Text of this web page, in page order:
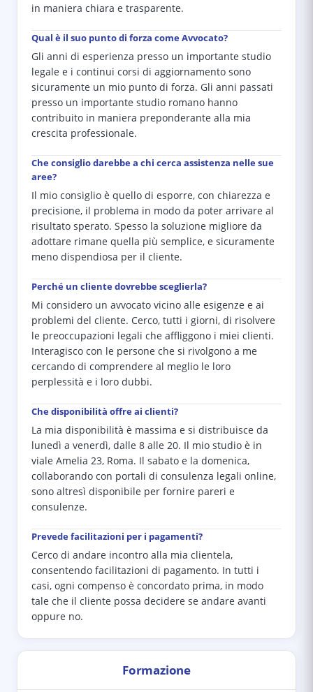
in maniera chiara e trasparente.
Qual è il suo punto di forza come Avvocato?
Gli anni di esperienza presso un importante studio
legale e i continui corsi di aggiornamento sono
sicuramente un mio punto di forza. Gli anni passati
presso un importante studio romano hanno
contribuito in maniera preponderante alla mia
crescita professionale.
Che consiglio darebbe a chi cerca assistenza nelle sue
aree?
Il mio consiglio è quello di esporre, con chiarezza e
precisione, il problema in modo da poter arrivare al
risultato sperato. Spesso la soluzione migliore da
adottare rimane quella più semplice, e sicuramente
meno dispendiosa per il cliente.
Perché un cliente dovrebbe sceglierla?
Mi considero un avvocato vicino alle esigenze e ai
problemi del cliente. Cerco, tutti i giorni, di risolvere
le preoccupazioni legali che affliggono i miei clienti.
Interagisco con le persone che si rivolgono a me
cercando di comprendere al meglio le loro
perplessità e i loro dubbi.
Che disponibilità offre ai clienti?
La mia disponibilità è massima e si distribuisce da
lunedì a venerdì, dalle 8 alle 20. Il mio studio è in
viale Amelia 23, Roma. Il sabato e la domenica,
collaborando con portali di consulenza legali online,
sono altresì disponibile per fornire pareri e
consulenze.
Prevede facilitazioni per i pagamenti?
Cerco di andare incontro alla mia clientela,
consentendo facilitazioni di pagamento. In tutti i
casi, ogni compenso è concordato prima, in modo
tale che il cliente possa decidere se andare avanti
oppure no.
Formazione